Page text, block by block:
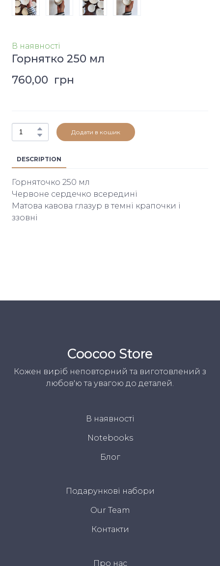
В наявності
Горнятко 250 мл
760,00  грн
Додати в кошик
DESCRIPTION
Горняточко 250 мл
Червоне сердечко всередині
Матова кавова глазур в темні крапочки і
ззовні
Coocoo Store
Кожен виріб неповторний та виготовлений з
любов'ю та увагою до деталей.
В наявності
Notebooks
Блог
Подарункові набори
Our Team
Контакти
Про нас